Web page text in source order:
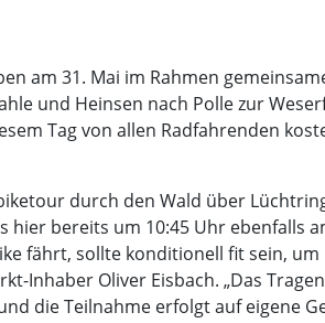
am 31. Mai im Rahmen
und Heinsen nach Polle zur
Tag von allen Radfahrenden
durch den Wald über
bereits um 10:45 Uhr ebenfalls
fährt, sollte konditionell fit sein,
Inhaber Oliver Eisbach. „Das
die Teilnahme erfolgt auf eigene